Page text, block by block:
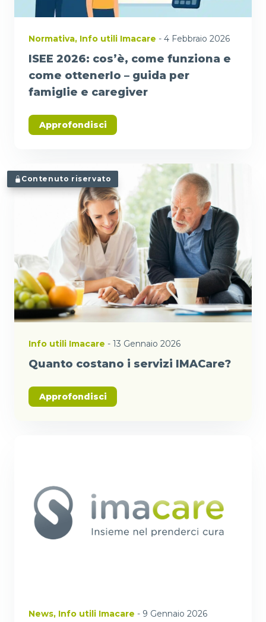
Normativa, Info utili Imacare - 4 Febbraio 2026
ISEE 2026: cos’è, come funziona e
come ottenerlo – guida per
famiglie e caregiver
Approfondisci
Contenuto riservato
Info utili Imacare - 13 Gennaio 2026
Quanto costano i servizi IMACare?
Approfondisci
News, Info utili Imacare - 9 Gennaio 2026